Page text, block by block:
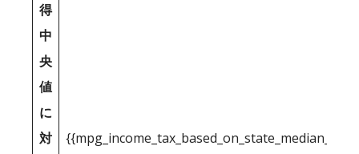
得
中
央
値
に
対